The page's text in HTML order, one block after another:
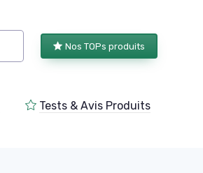
Nos TOPs produits
Tests & Avis Produits